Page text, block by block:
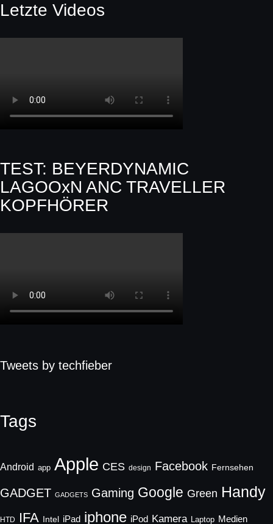
Letzte Videos
TEST: BEYERDYNAMIC
LAGOOxN ANC TRAVELLER
KOPFHÖRER
Tweets by techfieber
Tags
Android app Apple CES design Facebook Fernsehen
GADGET GADGETS Gaming Google Green Handy
HTD IFA Intel iPad iphone iPod Kamera Laptop Medien